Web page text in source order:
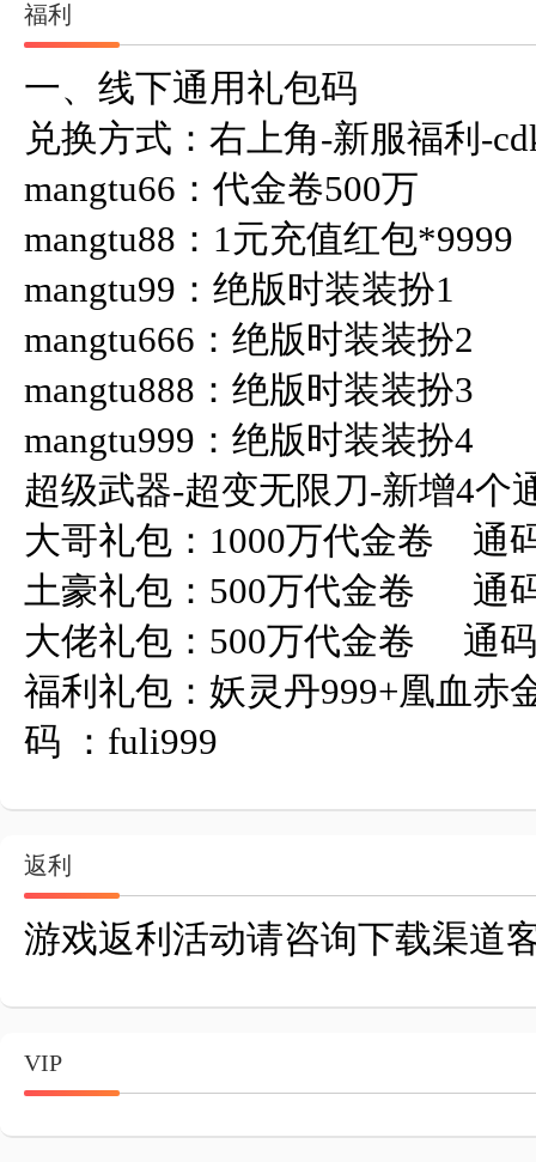
福利
一、线下通用礼包码
兑换方式：右上角-新服福利-
mangtu66：代金卷500万
mangtu88：1元充值红包*9999
mangtu99：绝版时装装扮1
mangtu666：绝版时装装扮2
mangtu888：绝版时装装扮3
mangtu999：绝版时装装扮4
超级武器-超变无限刀-新增4个
大哥礼包：1000万代金卷    通
土豪礼包：500万代金卷      通
大佬礼包：500万代金卷     通
福利礼包：妖灵丹999+凰血赤
码 ：fuli999
返利
游戏返利活动请咨询下载渠道
VIP